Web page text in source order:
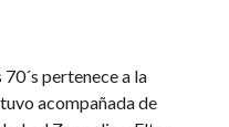
pertenece a la
acompañada de